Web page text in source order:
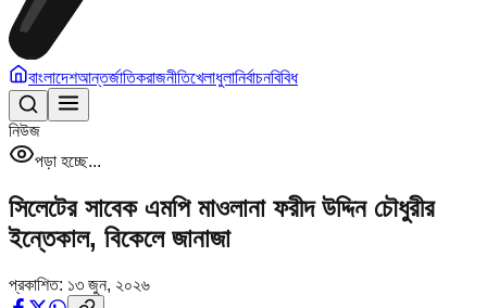
বাংলাদেশআন্তর্জাতিকরাজনীতিখেলাধুলানির্বাচনবিবিধ
নিউজ
পড়া হচ্ছে...
সিলেটের সাবেক এমপি মাওলানা ফরীদ উদ্দিন চৌধুরীর
ইন্তেকাল, বিকেলে জানাজা
প্রকাশিত: ১৩ জুন, ২০২৬